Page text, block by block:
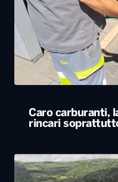
Caro carburanti,
rincari